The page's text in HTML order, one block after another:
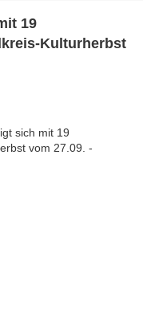
Kulturherbst